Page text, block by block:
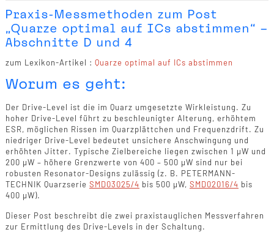
Praxis-Messmethoden zum Post
„Quarze optimal auf ICs abstimmen“ –
Abschnitte D und 4
zum Lexikon-Artikel : Quarze optimal auf ICs abstimmen
Worum es geht:
Der Drive-Level ist die im Quarz umgesetzte Wirkleistung. Zu
hoher Drive-Level führt zu beschleunigter Alterung, erhöhtem
ESR, möglichen Rissen im Quarzplättchen und Frequenzdrift. Zu
niedriger Drive-Level bedeutet unsichere Anschwingung und
erhöhten Jitter. Typische Zielbereiche liegen zwischen 1 µW und
200 µW – höhere Grenzwerte von 400 – 500 µW sind nur bei
robusten Resonator-Designs zulässig (z. B. PETERMANN-
TECHNIK Quarzserie SMD03025/4 bis 500 µW, SMD02016/4 bis
400 µW).
Dieser Post beschreibt die zwei praxistauglichen Messverfahren
zur Ermittlung des Drive-Levels in der Schaltung.